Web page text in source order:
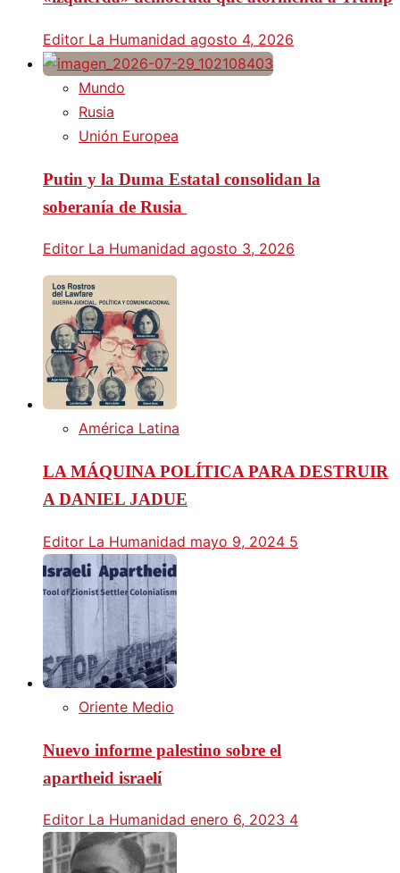
Editor La Humanidad agosto 4, 2026
Mundo
Rusia
Unión Europea
Putin y la Duma Estatal consolidan la
soberanía de Rusia
Editor La Humanidad agosto 3, 2026
América Latina
LA MÁQUINA POLÍTICA PARA DESTRUIR
A DANIEL JADUE
Editor La Humanidad mayo 9, 2024 5
Oriente Medio
Nuevo informe palestino sobre el
apartheid israelí
Editor La Humanidad enero 6, 2023 4